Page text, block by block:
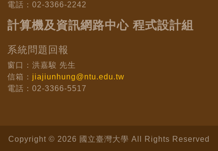
電話：02-3366-2242
計算機及資訊網路中心 程式設計組
系統問題回報
窗口：洪嘉駿 先生
信箱： jiajiunhung@ntu.edu.tw
電話：02-3366-5517
Copyright © 2026 國立臺灣大學 All Rights Reserved